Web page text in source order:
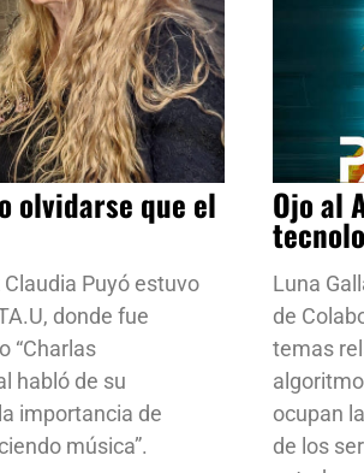
olvidarse que el
Puyó estuvo
donde fue
“Charlas
habló de su
importancia de
música”.
Ojo al
Luna
de
temas
ocupan
de los